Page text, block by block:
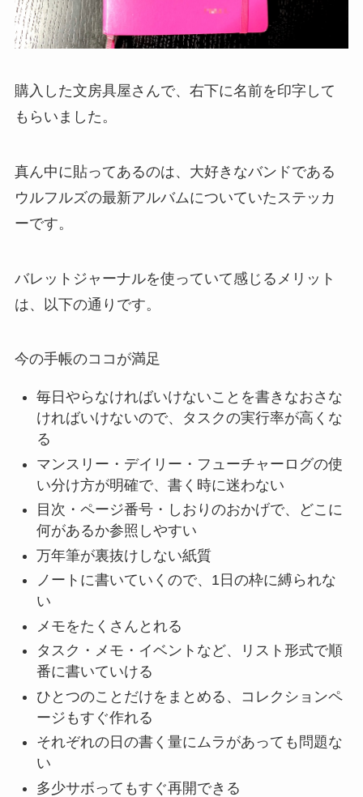
購入した文房具屋さんで、右下に名前を印字して
もらいました。
真ん中に貼ってあるのは、大好きなバンドである
ウルフルズの最新アルバムについていたステッカ
ーです。
バレットジャーナルを使っていて感じるメリット
は、以下の通りです。
今の手帳のココが満足
毎日やらなければいけないことを書きなおさな
ければいけないので、タスクの実行率が高くな
る
マンスリー・デイリー・フューチャーログの使
い分け方が明確で、書く時に迷わない
目次・ページ番号・しおりのおかげで、どこに
何があるか参照しやすい
万年筆が裏抜けしない紙質
ノートに書いていくので、1日の枠に縛られな
い
メモをたくさんとれる
タスク・メモ・イベントなど、リスト形式で順
番に書いていける
ひとつのことだけをまとめる、コレクションペ
ージもすぐ作れる
それぞれの日の書く量にムラがあっても問題な
い
多少サボってもすぐ再開できる